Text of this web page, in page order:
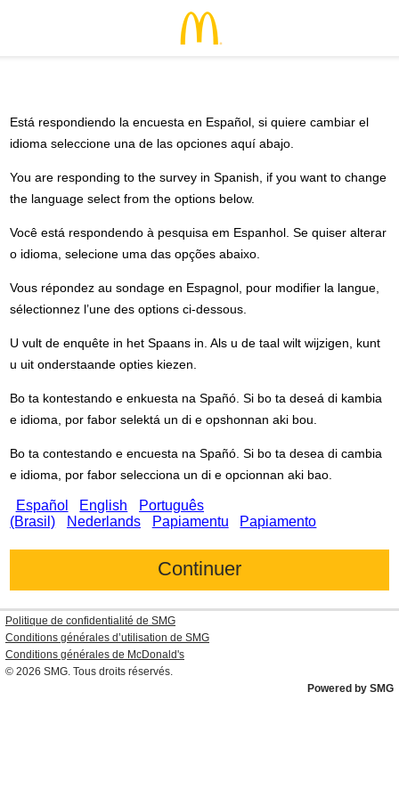
Está respondiendo la encuesta en Español, si quiere cambiar el
idioma seleccione una de las opciones aquí abajo.
You are responding to the survey in Spanish, if you want to change
the language select from the options below.
Você está respondendo à pesquisa em Espanhol. Se quiser alterar
o idioma, selecione uma das opções abaixo.
Vous répondez au sondage en Espagnol, pour modifier la langue,
sélectionnez l’une des options ci-dessous.
U vult de enquête in het Spaans in. Als u de taal wilt wijzigen, kunt
u uit onderstaande opties kiezen.
Bo ta kontestando e enkuesta na Spañó. Si bo ta deseá di kambia
e idioma, por fabor selektá un di e opshonnan aki bou.
Bo ta contestando e encuesta na Spañó. Si bo ta desea di cambia
e idioma, por fabor selecciona un di e opcionnan aki bao.
Español English
Português
(Brasil)
Nederlands Papiamentu Papiamento
Politique de confidentialité de SMG
Conditions générales d’utilisation de SMG
Conditions générales de McDonald's
© 2026 SMG . Tous droits réservés.
Powered by SMG